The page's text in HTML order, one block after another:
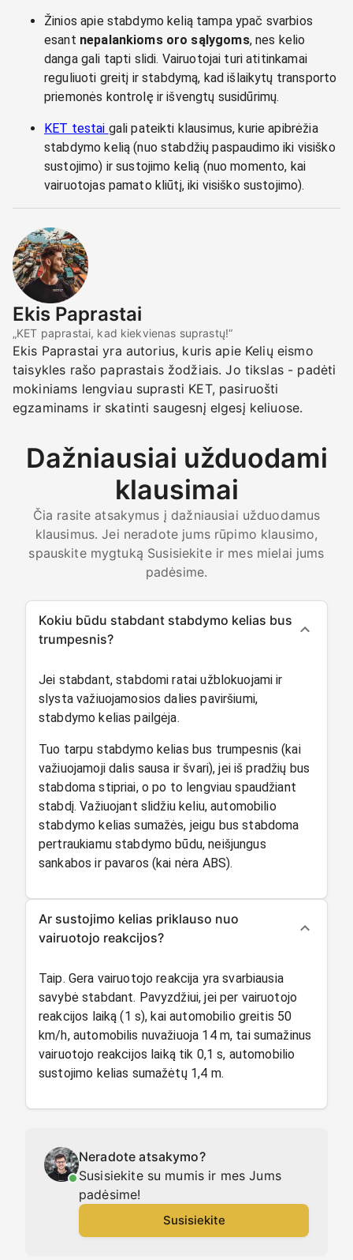
Žinios apie stabdymo kelią tampa ypač svarbios
esant nepalankioms oro sąlygoms, nes kelio
danga gali tapti slidi. Vairuotojai turi atitinkamai
reguliuoti greitį ir stabdymą, kad išlaikytų transporto
priemonės kontrolę ir išvengtų susidūrimų.
KET testai gali pateikti klausimus, kurie apibrėžia
stabdymo kelią (nuo stabdžių paspaudimo iki visiško
sustojimo) ir sustojimo kelią (nuo momento, kai
vairuotojas pamato kliūtį, iki visiško sustojimo).
Ekis Paprastai
„KET paprastai, kad kiekvienas suprastų!“
Ekis Paprastai yra autorius, kuris apie Kelių eismo
taisykles rašo paprastais žodžiais. Jo tikslas - padėti
mokiniams lengviau suprasti KET, pasiruošti
egzaminams ir skatinti saugesnį elgesį keliuose.
Dažniausiai užduodami
klausimai
Čia rasite atsakymus į dažniausiai užduodamus
klausimus. Jei neradote jums rūpimo klausimo,
spauskite mygtuką Susisiekite ir mes mielai jums
padėsime.
Kokiu būdu stabdant stabdymo kelias bus
trumpesnis?
Jei stabdant, stabdomi ratai užblokuojami ir
slysta važiuojamosios dalies paviršiumi,
stabdymo kelias pailgėja.
Tuo tarpu stabdymo kelias bus trumpesnis (kai
važiuojamoji dalis sausa ir švari), jei iš pradžių bus
stabdoma stipriai, o po to lengviau spaudžiant
stabdį. Važiuojant slidžiu keliu, automobilio
stabdymo kelias sumažės, jeigu bus stabdoma
pertraukiamu stabdymo būdu, neišjungus
sankabos ir pavaros (kai nėra ABS).
Ar sustojimo kelias priklauso nuo
vairuotojo reakcijos?
Taip. Gera vairuotojo reakcija yra svarbiausia
savybė stabdant. Pavyzdžiui, jei per vairuotojo
reakcijos laiką (1 s), kai automobilio greitis 50
km/h, automobilis nuvažiuoja 14 m, tai sumažinus
vairuotojo reakcijos laiką tik 0,1 s, automobilio
sustojimo kelias sumažėtų 1,4 m.
Neradote atsakymo?
Susisiekite su mumis ir mes Jums
padėsime!
Susisiekite